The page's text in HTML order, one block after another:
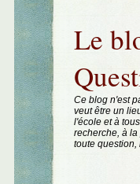
Le
Ce blog n'est
veut être un
l'école et à
recherche, à
toute question,